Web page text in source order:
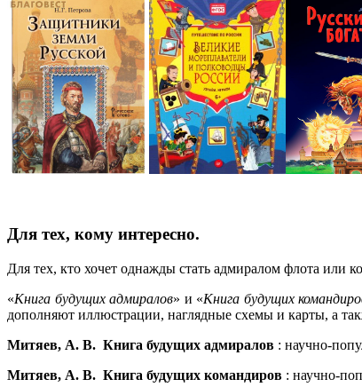
Для тех, кому интересно.
Для тех, кто хочет однажды стать адмиралом флота или
«Книга будущих адмиралов» и «Книга будущих
дополняют иллюстрации, наглядные схемы и карты, а
Митяев, А. В. Книга будущих адмиралов : научно-
Митяев, А. В. Книга будущих командиров : научно-